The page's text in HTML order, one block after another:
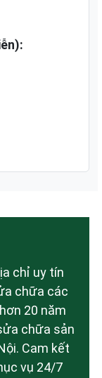
chỉ uy tín
chữa các
20 năm
chữa sản
Cam kết
vụ 24/7